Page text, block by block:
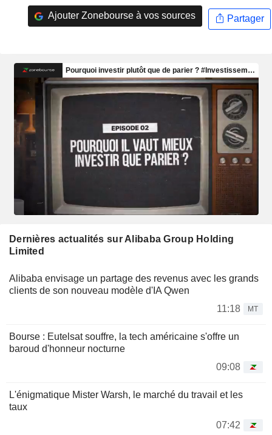
Ajouter Zonebourse à vos sources Partager
Dernières actualités sur Alibaba Group Holding
Limited
Alibaba envisage un partage des revenus avec les grands
clients de son nouveau modèle d'IA Qwen
11:18
MT
Bourse : Eutelsat souffre, la tech américaine s'offre un
baroud d'honneur nocturne
09:08
L'énigmatique Mister Warsh, le marché du travail et les
taux
07:42